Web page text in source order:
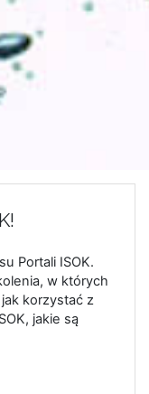
Portali ISOK.
w których
korzystać z
jakie są